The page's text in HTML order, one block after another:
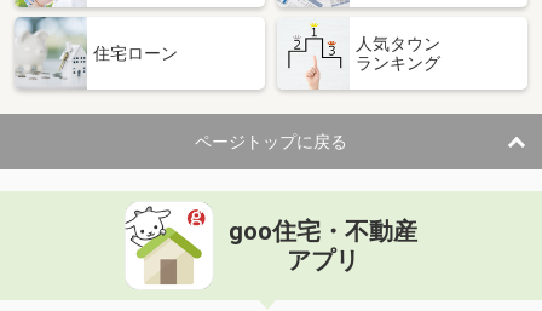
住宅ローン
人気タウン
ランキング
ページトップに戻る
goo住宅・不動産
アプリ